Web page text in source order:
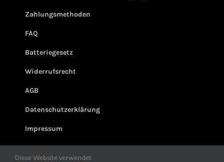
Zahlungsmethoden
FAQ
Batteriegesetz
Widerrufsrecht
AGB
Datenschutzerklärung
Impressum
Diese Website verwendet